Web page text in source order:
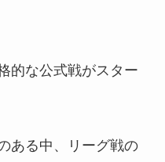
的な公式戦がスター
ある中、リーグ戦の